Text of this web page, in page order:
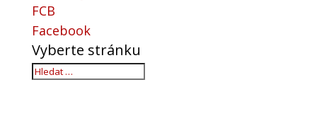
FCB
Facebook
Vyberte stránku